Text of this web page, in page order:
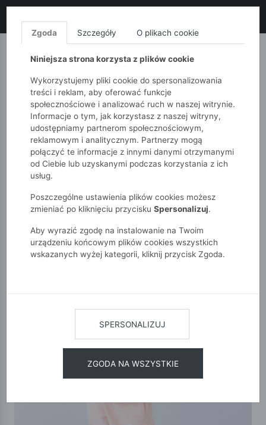
MONNARI QUIOSQUE
51015kids
Dziewczynki 2-7 lat
Różowe spodnie dresowe dziewczęce wide leg z aplikacją
Zgoda Szczegóły O plikach cookie
Niniejsza strona korzysta z plików cookie
Wykorzystujemy pliki cookie do spersonalizowania
treści i reklam, aby oferować funkcje
społecznościowe i analizować ruch w naszej witrynie.
Informacje o tym, jak korzystasz z naszej witryny,
udostępniamy partnerom społecznościowym,
reklamowym i analitycznym. Partnerzy mogą
połączyć te informacje z innymi danymi otrzymanymi
od Ciebie lub uzyskanymi podczas korzystania z ich
usług.
Poszczególne ustawienia plików cookies możesz
zmieniać po kliknięciu przycisku Spersonalizuj.
Aby wyrazić zgodę na instalowanie na Twoim
urządzeniu końcowym plików cookies wszystkich
wskazanych wyżej kategorii, kliknij przycisk Zgoda.
SPERSONALIZUJ
ZGODA NA WSZYSTKIE